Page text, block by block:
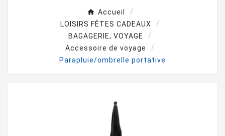
Accueil
LOISIRS FÊTES CADEAUX
BAGAGERIE, VOYAGE
Accessoire de voyage
Parapluie/ombrelle portative